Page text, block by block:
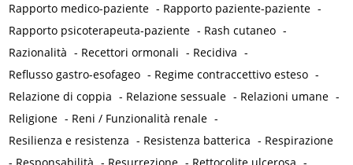
Rapporto medico-paziente - Rapporto paziente-paziente -
Rapporto psicoterapeuta-paziente - Rash cutaneo -
Razionalità - Recettori ormonali - Recidiva -
Reflusso gastro-esofageo - Regime contraccettivo esteso -
Relazione di coppia - Relazione sessuale - Relazioni umane -
Religione - Reni / Funzionalità renale -
Resilienza e resistenza - Resistenza batterica - Respirazione